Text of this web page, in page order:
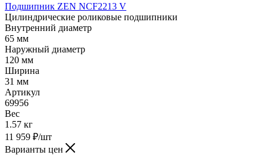
Подшипник ZEN NCF2213 V
Цилиндрические роликовые подшипники
Внутренний диаметр
65 мм
Наружный диаметр
120 мм
Ширина
31 мм
Артикул
69956
Вес
1.57 кг
11 959 ₽/шт
Варианты цен